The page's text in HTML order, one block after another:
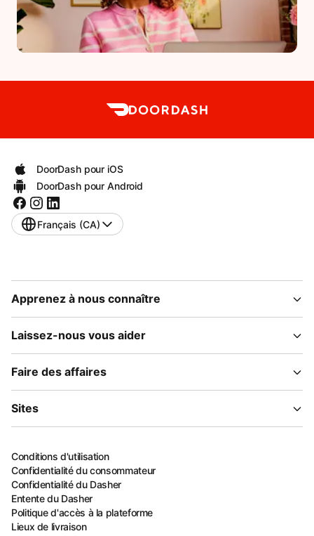
DoorDash pour iOS
DoorDash pour Android
Français (CA)
Apprenez à nous connaître
Laissez-nous vous aider
Faire des affaires
Sites
Conditions d'utilisation
Confidentialité du consommateur
Confidentialité du Dasher
Entente du Dasher
Politique d'accès à la plateforme
Lieux de livraison